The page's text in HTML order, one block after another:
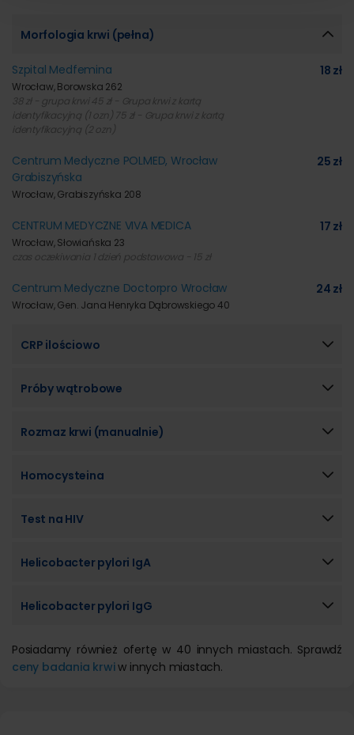
Morfologia krwi (pełna)
Szpital Medfemina
Wrocław, Borowska 262
38 zł - grupa krwi 45 zł - Grupa krwi z kartą
identyfikacyjną (1 ozn) 75 zł - Grupa krwi z kartą
identyfikacyjną (2 ozn)
18 zł
Centrum Medyczne POLMED, Wrocław
Grabiszyńska
Wrocław, Grabiszyńska 208
25 zł
CENTRUM MEDYCZNE VIVA MEDICA
Wrocław, Słowiańska 23
czas oczekiwania 1 dzień podstawowa - 15 zł
17 zł
Centrum Medyczne Doctorpro Wrocław
Wrocław, Gen. Jana Henryka Dąbrowskiego 40
24 zł
CRP ilościowo
Próby wątrobowe
Rozmaz krwi (manualnie)
Homocysteina
Test na HIV
Helicobacter pylori IgA
Helicobacter pylori IgG
Posiadamy również ofertę w 40 innych miastach. Sprawdź
ceny badania krwiw innych miastach.